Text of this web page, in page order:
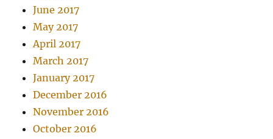
June 2017
May 2017
April 2017
March 2017
January 2017
December 2016
November 2016
October 2016